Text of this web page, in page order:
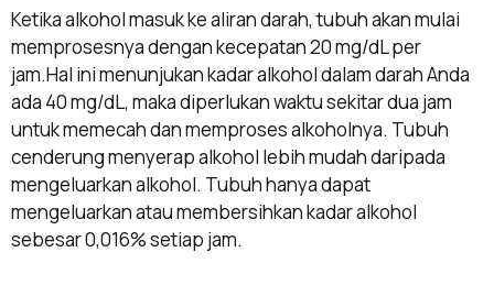
Ketika alkohol masuk ke aliran darah, tubuh akan mulai
memprosesnya dengan kecepatan 20 mg/dL per
jam.Hal ini menunjukan kadar alkohol dalam darah Anda
ada 40 mg/dL, maka diperlukan waktu sekitar dua jam
untuk memecah dan memproses alkoholnya. Tubuh
cenderung menyerap alkohol lebih mudah daripada
mengeluarkan alkohol. Tubuh hanya dapat
mengeluarkan atau membersihkan kadar alkohol
sebesar 0,016% setiap jam.